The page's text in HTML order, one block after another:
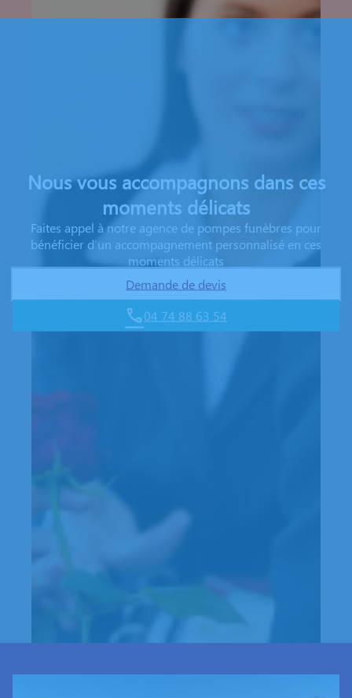
Nous vous accompagnons dans ces
moments délicats
Faites appel à notre agence de pompes funèbres pour
bénéficier d’un accompagnement personnalisé en ces
moments délicats
Demande de devis
04 74 88 63 54